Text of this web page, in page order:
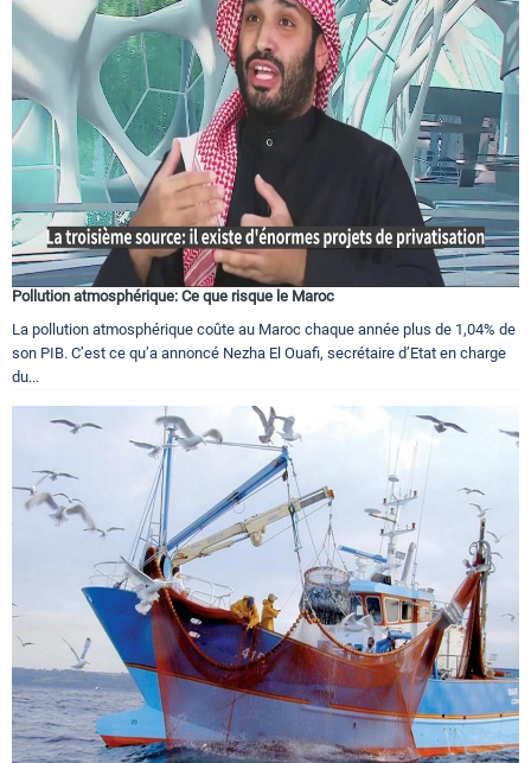
Pollution atmosphérique: Ce que risque le Maroc
La pollution atmosphérique coûte au Maroc chaque année plus de 1,04% de
son PIB. C’est ce qu’a annoncé Nezha El Ouafi, secrétaire d’Etat en charge
du...